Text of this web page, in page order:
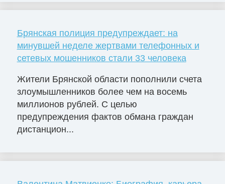
Брянская полиция предупреждает: на
минувшей неделе жертвами телефонных и
сетевых мошенников стали 33 человека
Жители Брянской области пополнили счета
злоумышленников более чем на восемь
миллионов рублей. С целью
предупреждения фактов обмана граждан
дистанцион...